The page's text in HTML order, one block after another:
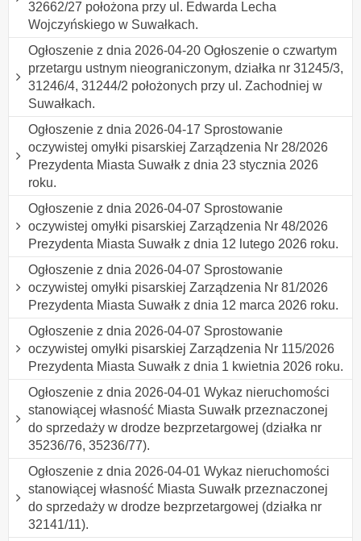
32662/27 położona przy ul. Edwarda Lecha
Wojczyńskiego w Suwałkach.
Ogłoszenie z dnia 2026-04-20 Ogłoszenie o czwartym
przetargu ustnym nieograniczonym, działka nr 31245/3,
31246/4, 31244/2 położonych przy ul. Zachodniej w
Suwałkach.
Ogłoszenie z dnia 2026-04-17 Sprostowanie
oczywistej omyłki pisarskiej Zarządzenia Nr 28/2026
Prezydenta Miasta Suwałk z dnia 23 stycznia 2026
roku.
Ogłoszenie z dnia 2026-04-07 Sprostowanie
oczywistej omyłki pisarskiej Zarządzenia Nr 48/2026
Prezydenta Miasta Suwałk z dnia 12 lutego 2026 roku.
Ogłoszenie z dnia 2026-04-07 Sprostowanie
oczywistej omyłki pisarskiej Zarządzenia Nr 81/2026
Prezydenta Miasta Suwałk z dnia 12 marca 2026 roku.
Ogłoszenie z dnia 2026-04-07 Sprostowanie
oczywistej omyłki pisarskiej Zarządzenia Nr 115/2026
Prezydenta Miasta Suwałk z dnia 1 kwietnia 2026 roku.
Ogłoszenie z dnia 2026-04-01 Wykaz nieruchomości
stanowiącej własność Miasta Suwałk przeznaczonej
do sprzedaży w drodze bezprzetargowej (działka nr
35236/76, 35236/77).
Ogłoszenie z dnia 2026-04-01 Wykaz nieruchomości
stanowiącej własność Miasta Suwałk przeznaczonej
do sprzedaży w drodze bezprzetargowej (działka nr
32141/11).